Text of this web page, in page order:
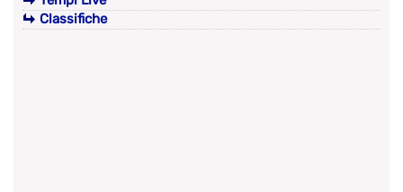
Classifiche